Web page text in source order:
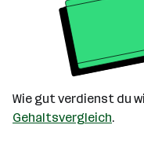
Wie gut verdienst du
Gehaltsvergleich.